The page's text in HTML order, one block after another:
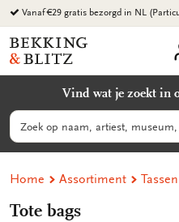
Ga
naar
content
Vanaf €29 gratis bezorgd in NL
Bekking
&
B.V.
Vind wat je zoekt in
Zoeken
Home Assortiment Tassen
Tote bags